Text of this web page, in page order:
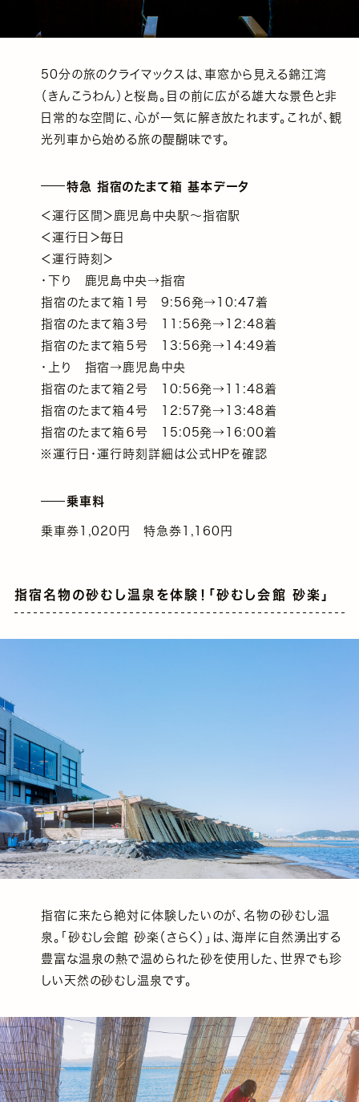
50分の旅のクライマックスは、車窓から見える錦江湾
（きんこうわん）と桜島。目の前に広がる雄大な景色と非
日常的な空間に、心が一気に解き放たれます。これが、観
光列車から始める旅の醍醐味です。
特急 指宿のたまて箱 基本データ
＜運行区間＞鹿児島中央駅～指宿駅
＜運行日＞毎日
＜運行時刻＞
・下り 鹿児島中央→指宿
指宿のたまて箱１号 9:56発→10:47着
指宿のたまて箱３号 11:56発→12:48着
指宿のたまて箱５号 13:56発→14:49着
・上り 指宿→鹿児島中央
指宿のたまて箱２号 10:56発→11:48着
指宿のたまて箱４号 12:57発→13:48着
指宿のたまて箱６号 15:05発→16:00着
※運行日・運行時刻詳細は公式HPを確認
乗車料
乗車券1,020円 特急券1,160円
指宿名物の砂むし温泉を体験！「砂むし会館 砂楽」
指宿に来たら絶対に体験したいのが、名物の砂むし温
泉。「砂むし会館 砂楽（さらく）」は、海岸に自然湧出する
豊富な温泉の熱で温められた砂を使用した、世界でも珍
しい天然の砂むし温泉です。